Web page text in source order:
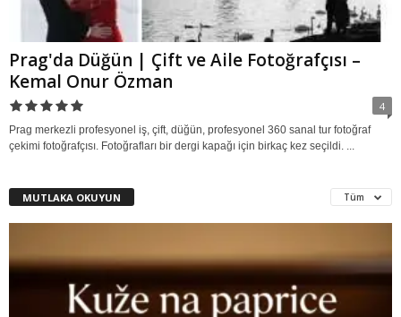
Prag'da Düğün | Çift ve Aile Fotoğrafçısı –
Kemal Onur Özman
4
Prag merkezli profesyonel iş, çift, düğün, profesyonel 360 sanal tur fotoğraf
çekimi fotoğrafçısı. Fotoğrafları bir dergi kapağı için birkaç kez seçildi. ...
MUTLAKA OKUYUN Tüm